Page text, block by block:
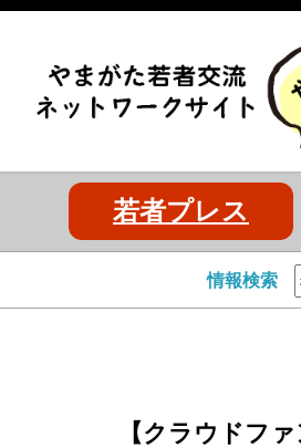
若者プレス
情報検索
【クラウドフ